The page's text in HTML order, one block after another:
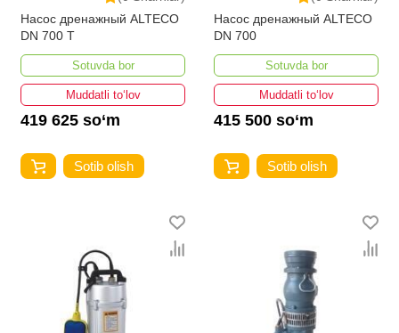
Насос дренажный ALTECO
DN 700 T
Sotuvda bor
Muddatli to‘lov
419 625 so‘m
Sotib olish
Насос дренажный ALTECO
DN 700
Sotuvda bor
Muddatli to‘lov
415 500 so‘m
Sotib olish